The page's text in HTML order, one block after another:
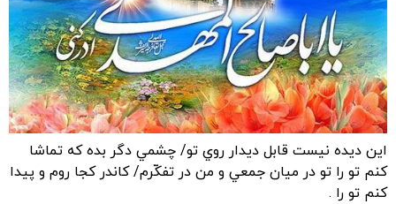
اين ديده نيست قابل ديدار روي تو/ چشمي دگر بده که تماشا
کنم تو را تو در ميان جمعي و من در تفکّرم/ کاندر کجا روم و پيدا
کنم تو را .